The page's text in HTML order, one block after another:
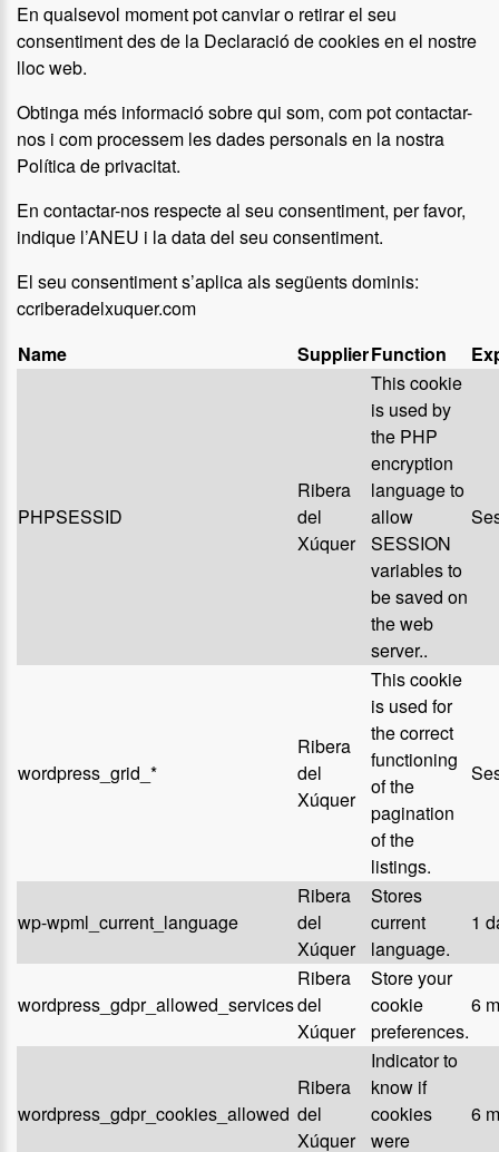
En qualsevol moment pot canviar o retirar el seu
consentiment des de la Declaració de cookies en el nostre
lloc web.
Obtinga més informació sobre qui som, com pot contactar-
nos i com processem les dades personals en la nostra
Política de privacitat.
En contactar-nos respecte al seu consentiment, per favor,
indique l’ANEU i la data del seu consentiment.
El seu consentiment s’aplica als següents dominis:
ccriberadelxuquer.com
Name
SupplierFunction
PHPSESSID
Ribera
del
Xúquer
This cookie
is used by
the PHP
encryption
language to
allow
SESSION
variables to
be saved on
the web
server..
wordpress_grid_*
Ribera
del
Xúquer
This cookie
is used for
the correct
functioning
of the
pagination
of the
listings.
wp-wpml_current_language
Ribera
del
Xúquer
Stores
current
language.
1
wordpress_gdpr_allowed_services
Ribera
del
Xúquer
Store your
cookie
preferences.
6
wordpress_gdpr_cookies_allowed
Ribera
del
Xúquer
Indicator to
know if
cookies
were
6